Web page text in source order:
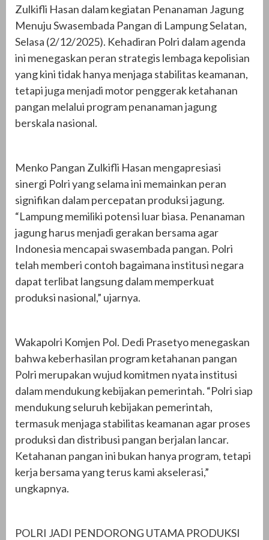
Zulkifli Hasan dalam kegiatan Penanaman Jagung
Menuju Swasembada Pangan di Lampung Selatan,
Selasa (2/12/2025). Kehadiran Polri dalam agenda
ini menegaskan peran strategis lembaga kepolisian
yang kini tidak hanya menjaga stabilitas keamanan,
tetapi juga menjadi motor penggerak ketahanan
pangan melalui program penanaman jagung
berskala nasional.
Menko Pangan Zulkifli Hasan mengapresiasi
sinergi Polri yang selama ini memainkan peran
signifikan dalam percepatan produksi jagung.
“Lampung memiliki potensi luar biasa. Penanaman
jagung harus menjadi gerakan bersama agar
Indonesia mencapai swasembada pangan. Polri
telah memberi contoh bagaimana institusi negara
dapat terlibat langsung dalam memperkuat
produksi nasional,” ujarnya.
Wakapolri Komjen Pol. Dedi Prasetyo menegaskan
bahwa keberhasilan program ketahanan pangan
Polri merupakan wujud komitmen nyata institusi
dalam mendukung kebijakan pemerintah. “Polri siap
mendukung seluruh kebijakan pemerintah,
termasuk menjaga stabilitas keamanan agar proses
produksi dan distribusi pangan berjalan lancar.
Ketahanan pangan ini bukan hanya program, tetapi
kerja bersama yang terus kami akselerasi,”
ungkapnya.
POLRI JADI PENDORONG UTAMA PRODUKSI